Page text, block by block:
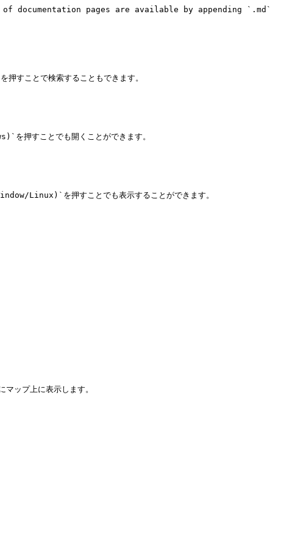
pages are available by appending `.md`
ことで検索することもできます。
押すことでも開くことができます。
Linux)`を押すことでも表示することができます。
ップ上に表示します。